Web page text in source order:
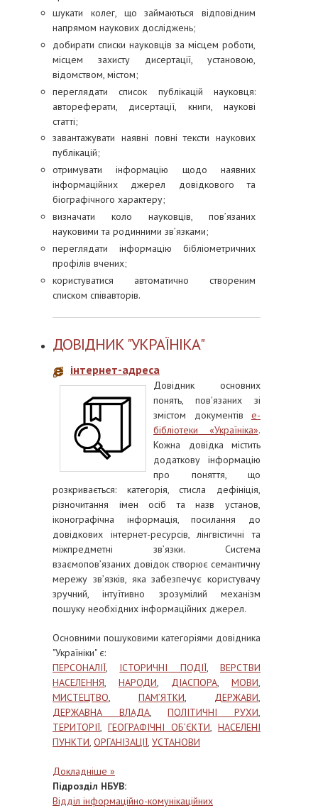
шукати колег, що займаються відповідним
напрямом наукових досліджень;
добирати списки науковців за місцем роботи,
місцем захисту дисертації, установою,
відомством, містом;
переглядати список публікацій науковця:
автореферати, дисертації, книги, наукові
статті;
завантажувати наявні повні тексти наукових
публікацій;
отримувати інформацію щодо наявних
інформаційних джерел довідкового та
біографічного характеру;
визначати коло науковців, пов’язаних
науковими та родинними зв’язками;
переглядати інформацію бібліометричних
профілів вчених;
користуватися автоматично створеним
списком співавторів.
ДОВІДНИК "УКРАЇНІКА"
інтернет-адреса
Довідник основних
понять, пов'язаних зі
змістом документів е-
бібліотеки «Україніка».
Кожна довідка містить
додаткову інформацію
про поняття, що
розкривається: категорія, стисла дефініція,
різночитання імен осіб та назв установ,
іконографічна інформація, посилання до
довідкових інтернет-ресурсів, лінгвістичні та
міжпредметні зв’язки. Система
взаємопов’язаних довідок створює семантичну
мережу зв’язків, яка забезпечує користувачу
зручний, інтуїтивно зрозумілий механізм
пошуку необхідних інформаційних джерел.
Основними пошуковими категоріями довідника
"Україніки" є:
ПЕРСОНАЛІЇ, ІСТОРИЧНІ ПОДІЇ,ВЕРСТВИ
НАСЕЛЕННЯ, НАРОДИ, ДІАСПОРА, МОВИ,
МИСТЕЦТВО, ПАМ’ЯТКИ, ДЕРЖАВИ,
ДЕРЖАВНА ВЛАДА,ПОЛІТИЧНІ РУХИ,
ТЕРИТОРІЇ, ГЕОГРАФІЧНІ ОБ’ЄКТИ, НАСЕЛЕНІ
ПУНКТИ, ОРГАНІЗАЦІЇ, УСТАНОВИ
Докладніше »
Підрозділ НБУВ:
Відділ інформаційно-комунікаційних